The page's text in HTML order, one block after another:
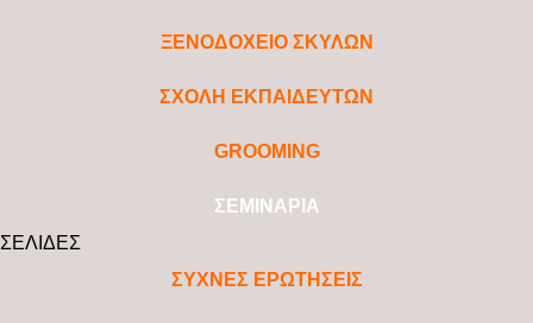
ΞΕΝΟΔΟΧΕΙΟ ΣΚΥΛΩΝ
ΣΧΟΛΗ ΕΚΠΑΙΔΕΥΤΩΝ
GROOMING
ΣΕΜΙΝΑΡΙΑ
ΣΕΛΙΔΕΣ
ΣΥΧΝΕΣ ΕΡΩΤΗΣΕΙΣ